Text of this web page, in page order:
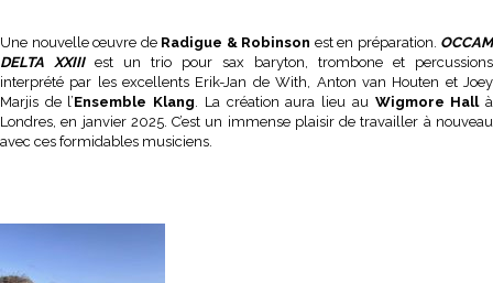
Une nouvelle œuvre de Radigue & Robinson est en préparation. OCCAM
DELTA XXIIIest un trio pour sax baryton, trombone et percussions
interprété par les excellents Erik-Jan de With, Anton van Houten et Joey
Marjis de l’Ensemble Klang. La création aura lieu au Wigmore Hallà
Londres, en janvier 2025. C’est un immense plaisir de travailler à nouveau
avec ces formidables musiciens.